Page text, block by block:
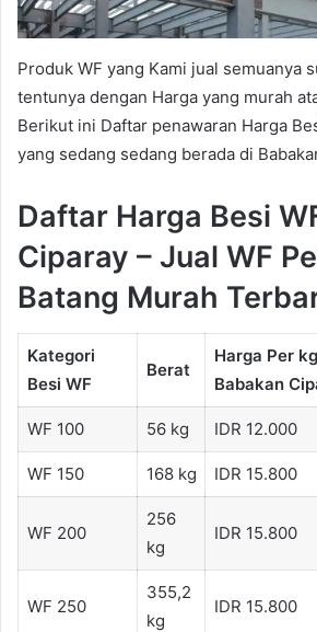
Produk WF yang Kami jual semuanya
tentunya dengan Harga yang murah
Berikut ini Daftar penawaran Harga
yang sedang sedang berada di
Daftar Harga Besi
Ciparay – Jual WF
Batang Murah
Kategori
Besi WF
Berat
Harga Per
Babakan
WF 100 56 kg IDR 12.000
WF 150 168 kg IDR 15.800
WF 200
256
kg
IDR 15.800
WF 250
355,2
kg
IDR 15.800